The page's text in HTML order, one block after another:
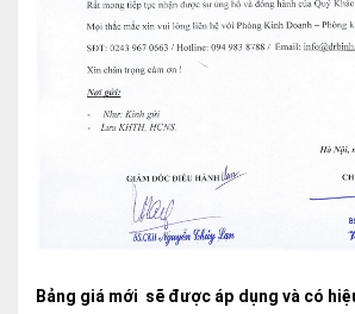
Da Liễu
Mắt
Răng Hàm Mặt
Tai Mũi Họng
Bảng giá mới sẽ được áp dụng và có